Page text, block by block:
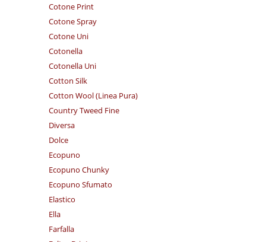
Cotone Print
Cotone Spray
Cotone Uni
Cotonella
Cotonella Uni
Cotton Silk
Cotton Wool (Linea Pura)
Country Tweed Fine
Diversa
Dolce
Ecopuno
Ecopuno Chunky
Ecopuno Sfumato
Elastico
Ella
Farfalla